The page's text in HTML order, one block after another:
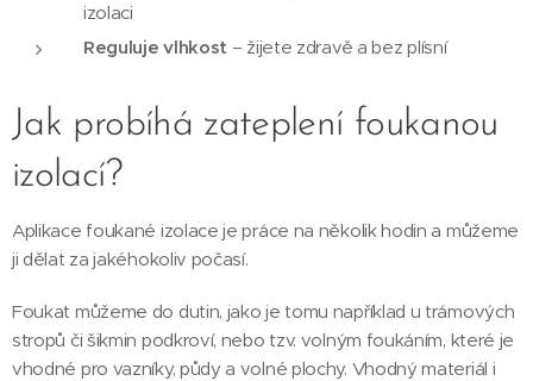
izolaci
Reguluje vlhkost – žijete zdravě a bez plísní
Jak probíhá zateplení foukanou
izolací?
Aplikace foukané izolace je práce na několik hodin a můžeme
ji dělat za jakéhokoliv počasí.
Foukat můžeme do dutin, jako je tomu například u trámových
stropů či šikmin podkroví, nebo tzv. volným foukáním, které je
vhodné pro vazníky, půdy a volné plochy. Vhodný materiál i